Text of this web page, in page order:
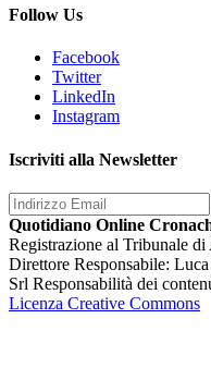
Follow Us
Facebook
Twitter
LinkedIn
Instagram
Iscriviti alla Newsletter
Quotidiano Online
Registrazione al Tribunale
Direttore Responsabile:
Srl Responsabilità dei
Licenza Creative Commons